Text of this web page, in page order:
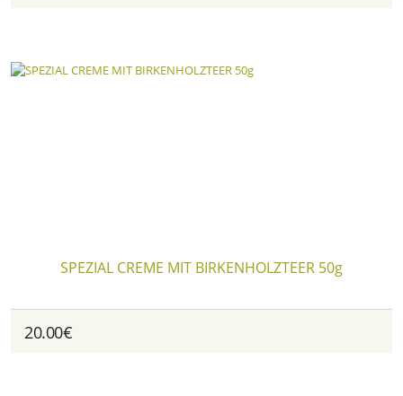
SPEZIAL CREME MIT BIRKENHOLZTEER 50g
20.00€